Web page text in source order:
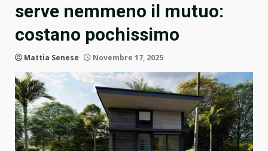
serve nemmeno il mutuo:
costano pochissimo
Mattia Senese Novembre 17, 2025